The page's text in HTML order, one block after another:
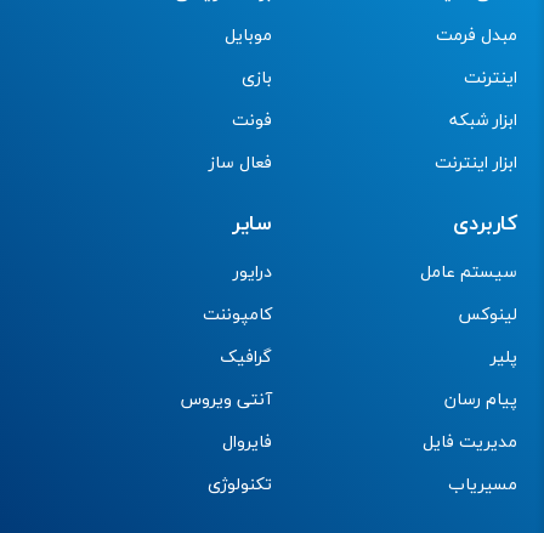
مبدل فرمت
اینترنت
ابزار شبکه
ابزار اینترنت
موبایل
بازی
فونت
فعال ساز
کاربردی
سیستم عامل
لینوکس
پلیر
پیام رسان
مدیریت فایل
مسیریاب
سایر
درایور
کامپوننت
گرافیک
آنتی ویروس
فایروال
تکنولوژی